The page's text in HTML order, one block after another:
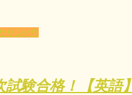
リンバ♪
試験合格！【英語】